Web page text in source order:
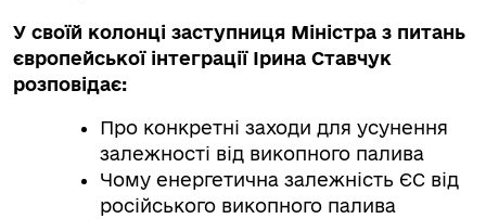
У своїй колонці заступниця Міністра з питань
європейської інтеграції Ірина Ставчук
розповідає:
Про конкретні заходи для усунення
залежності від викопного палива
Чому енергетична залежність ЄС від
російського викопного палива